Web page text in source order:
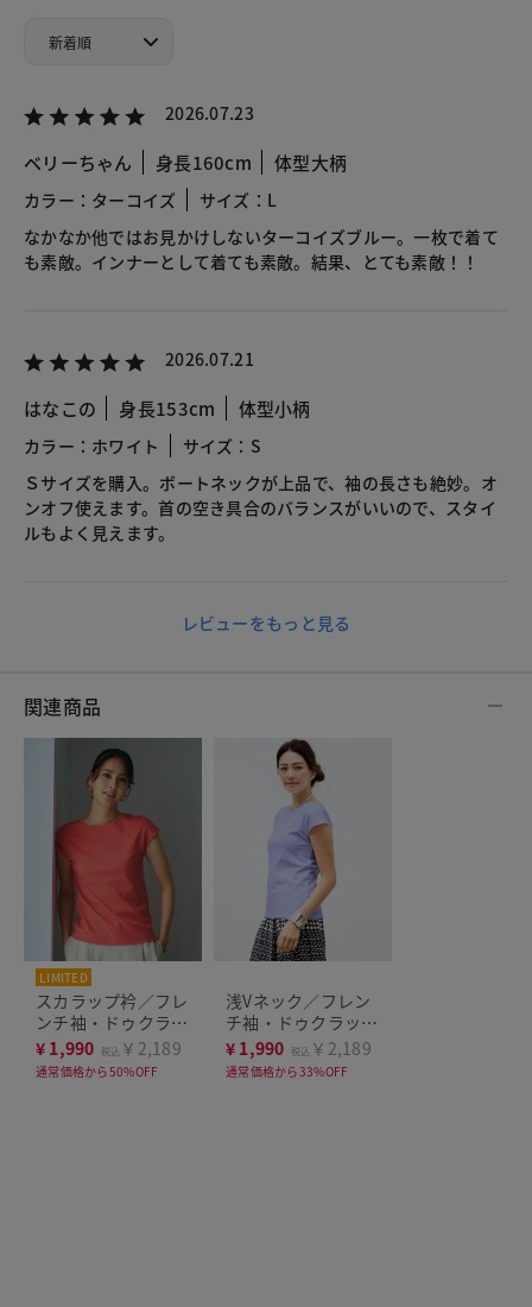
2026.07.23
ベリーちゃん 身長160cm 体型大柄
カラー：ターコイズ
サイズ：L
なかなか他ではお見かけしないターコイズブルー。一枚で着て
も素敵。インナーとして着ても素敵。結果、とても素敵！！
2026.07.21
はなこの 身長153cm 体型小柄
カラー：ホワイト
サイズ：S
Ｓサイズを購入。ボートネックが上品で、袖の長さも絶妙。オ
ンオフ使えます。首の空き具合のバランスがいいので、スタイ
ルもよく見えます。
レビューをもっと見る
関連商品
LIMITED
スカラップ衿／フレ
ンチ袖・ドゥクラッ
セTシャツ
¥ 1,990 税込 ￥2,189
通常価格から50%OFF
浅Vネック／フレン
チ袖・ドゥクラッセ
Tシャツ
¥ 1,990 税込 ￥2,189
通常価格から33%OFF